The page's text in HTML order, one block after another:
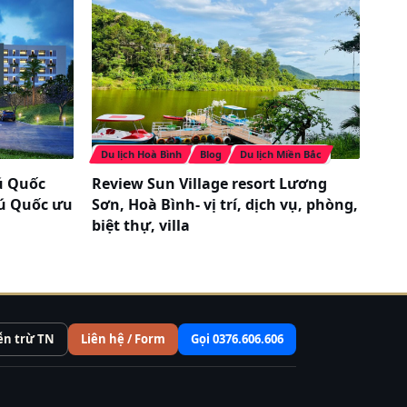
Quốc
Quốc ưu
Du lịch Hoà Bình Blog Du lịch Miền Bắc
Review Sun Village resort Lương
Sơn, Hoà Bình- vị trí, dịch vụ, phòng,
biệt thự, villa
trừ TN Liên hệ / Form Gọi 0376.606.606